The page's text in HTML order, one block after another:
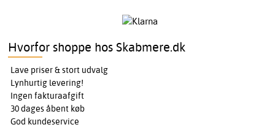
Hvorfor shoppe hos Skabmere.dk
Lave priser & stort udvalg
Lynhurtig levering!
Ingen fakturaafgift
30 dages åbent køb
God kundeservice